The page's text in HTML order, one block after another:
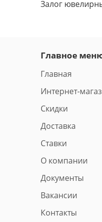
Залог
Главное
Главная
Интернет-
Скидки
Доставка
Ставки
О компании
Документы
Вакансии
Контакты